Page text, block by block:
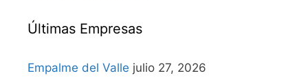
Últimas Empresas
Empalme del Valle julio 27, 2026